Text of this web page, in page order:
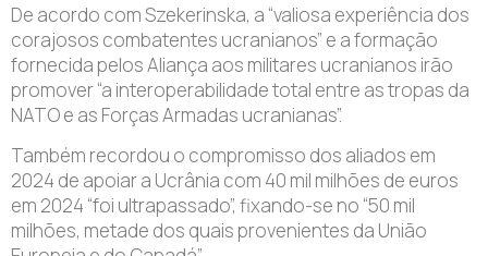
De acordo com Szekerinska, a “valiosa experiência dos
corajosos combatentes ucranianos” e a formação
fornecida pelos Aliança aos militares ucranianos irão
promover “a interoperabilidade total entre as tropas da
NATO e as Forças Armadas ucranianas”.
Também recordou o compromisso dos aliados em
2024 de apoiar a Ucrânia com 40 mil milhões de euros
em 2024 “foi ultrapassado”, fixando-se no “50 mil
milhões, metade dos quais provenientes da União